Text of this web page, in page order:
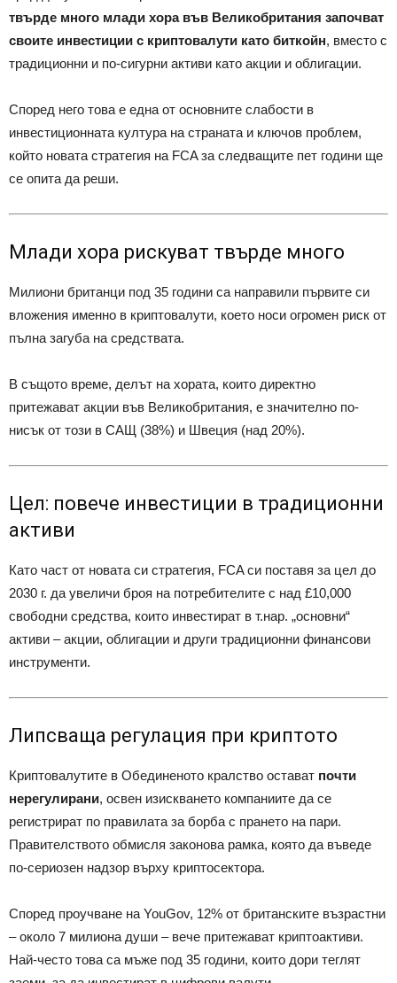
твърде много млади хора във Великобритания започват
своите инвестиции с криптовалути като биткойн, вместо с
традиционни и по-сигурни активи като акции и облигации.
Според него това е една от основните слабости в
инвестиционната култура на страната и ключов проблем,
който новата стратегия на FCA за следващите пет години ще
се опита да реши.
Млади хора рискуват твърде много
Милиони британци под 35 години са направили първите си
вложения именно в криптовалути, което носи огромен риск от
пълна загуба на средствата.
В същото време, делът на хората, които директно
притежават акции във Великобритания, е значително по-
нисък от този в САЩ (38%) и Швеция (над 20%).
Цел: повече инвестиции в традиционни
активи
Като част от новата си стратегия, FCA си поставя за цел до
2030 г. да увеличи броя на потребителите с над £10,000
свободни средства, които инвестират в т.нар. „основни“
активи – акции, облигации и други традиционни финансови
инструменти.
Липсваща регулация при криптото
Криптовалутите в Обединеното кралство остават почти
нерегулирани, освен изискването компаниите да се
регистрират по правилата за борба с прането на пари.
Правителството обмисля законова рамка, която да въведе
по-сериозен надзор върху криптосектора.
Според проучване на YouGov, 12% от британските възрастни
– около 7 милиона души – вече притежават криптоактиви.
Най-често това са мъже под 35 години, които дори теглят